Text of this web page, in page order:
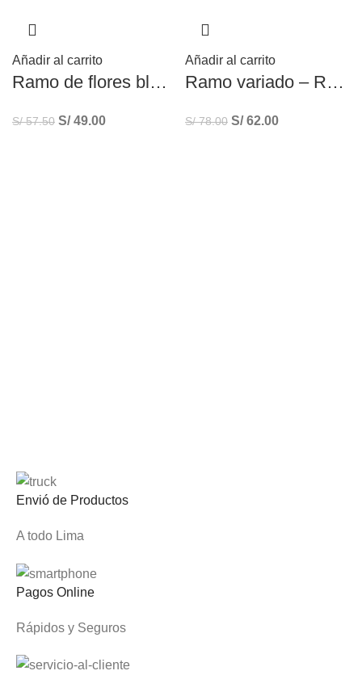
Añadir al carrito
Ramo de flores blancas – 5 Rosas + Astromelias
S/57.50 S/49.00
Añadir al carrito
Ramo variado – Ramo de flores y girasoles para cumpleaños – flores amarillas
S/78.00 S/62.00
Envió de Productos
A todo Lima
Pagos Online
Rápidos y Seguros